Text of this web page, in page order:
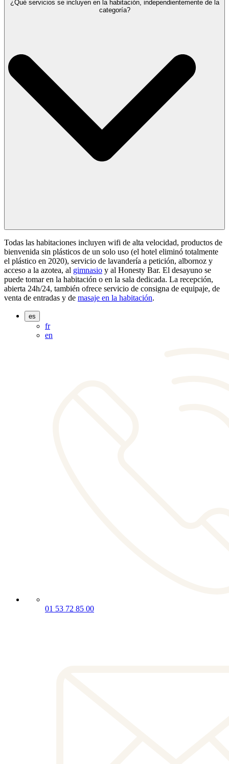
¿Qué servicios se incluyen en la habitación, independientemente de la
categoría?
Todas las habitaciones incluyen wifi de alta velocidad, productos de
bienvenida sin plásticos de un solo uso (el hotel eliminó totalmente
el plástico en 2020), servicio de lavandería a petición, albornoz y
acceso a la azotea, al gimnasio y al Honesty Bar. El desayuno se
puede tomar en la habitación o en la sala dedicada. La recepción,
abierta 24h/24, también ofrece servicio de consigna de equipaje, de
venta de entradas y de masaje en la habitación.
es
fr
en
01 53 72 85 00